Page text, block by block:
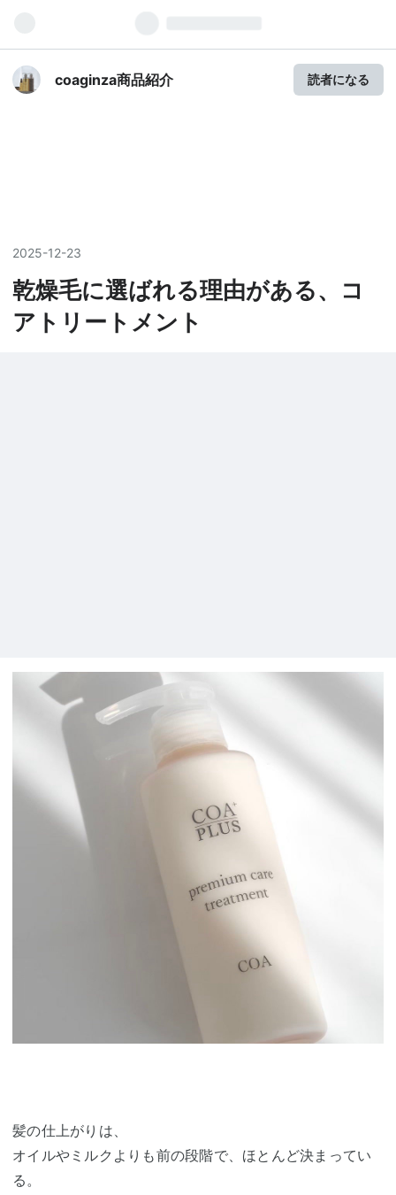
coaginza商品紹介 読者になる
2025-12-23
乾燥毛に選ばれる理由がある、コ
アトリートメント
髪の仕上がりは、
オイルやミルクよりも前の段階で、ほとんど決まってい
る。